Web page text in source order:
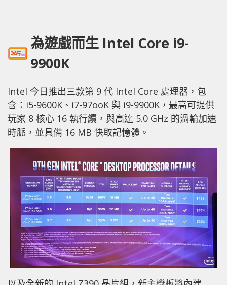
為遊戲而生 Intel Core i9-
9900K
Intel 今日推出三款第 9 代 Intel Core 處理器，包
含：i5-9600K、i7-97ooK 與 i9-9900K，最高可提供
玩家 8 核心 16 執行續，與高達 5.0 GHz 的渦輪加速
時脈，並具備 16 MB 快取記憶體。